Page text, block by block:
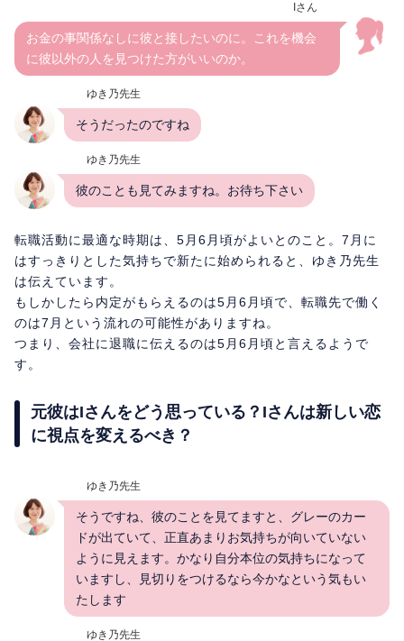
Iさん
お金の事関係なしに彼と接したいのに。これを機会
に彼以外の人を見つけた方がいいのか。
ゆき乃先生
そうだったのですね
ゆき乃先生
彼のことも見てみますね。お待ち下さい
転職活動に最適な時期は、5月6月頃がよいとのこと。7月に
はすっきりとした気持ちで新たに始められると、ゆき乃先生
は伝えています。
もしかしたら内定がもらえるのは5月6月頃で、転職先で働く
のは7月という流れの可能性がありますね。
つまり、会社に退職に伝えるのは5月6月頃と言えるようで
す。
元彼はIさんをどう思っている？Iさんは新しい恋
に視点を変えるべき？
ゆき乃先生
そうですね、彼のことを見てますと、グレーのカー
ドが出ていて、正直あまりお気持ちが向いていない
ように見えます。かなり自分本位の気持ちになって
いますし、見切りをつけるなら今かなという気もい
たします
ゆき乃先生